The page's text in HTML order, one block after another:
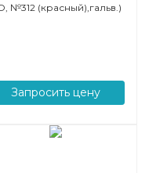
№312 (красный),гальв.)
Запросить цену